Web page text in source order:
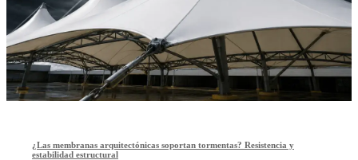
¿Las membranas arquitectónicas soportan tormentas? Resistencia y
estabilidad estructural